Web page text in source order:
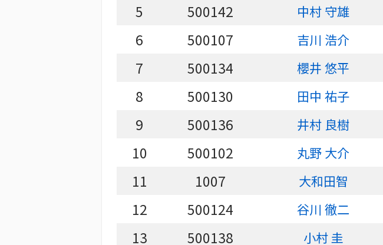
5
500142 中村 守雄
6
500107 吉川 浩介
7
500134 櫻井 悠平
8
500130 田中 祐子
9
500136 井村 良樹
10
500102 丸野 大介
11
1007 大和田智
12
500124 谷川 徹二
13
500138 小村 圭